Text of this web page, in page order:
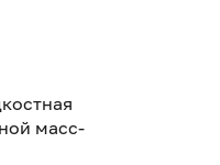
масс-